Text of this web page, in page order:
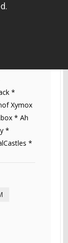
*
Xymox
* Ah
*
*